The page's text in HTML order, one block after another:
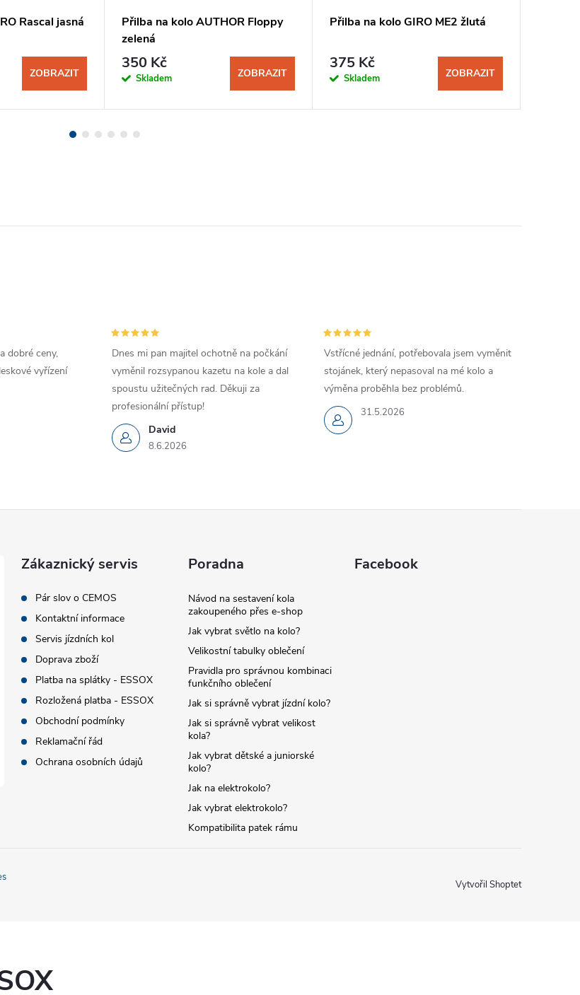
Rascal jasná
ZOBRAZIT
Přilba na kolo AUTHOR Floppy
zelená
350 Kč
Skladem ZOBRAZIT
Přilba na kolo GIRO ME2 žlutá
375 Kč
Skladem ZOBRAZIT
dobré ceny,
vyřízení
David
8.6.2026
Dnes mi pan majitel ochotně na počkání
vyměnil rozsypanou kazetu na kole a dal
spoustu užitečných rad. Děkuji za
profesionální přístup!
31.5.2026
Vstřícné jednání, potřebovala jsem vyměnit
stojánek, který nepasoval na mé kolo a
výměna proběhla bez problémů.
Zákaznický servis
Pár slov o CEMOS
Kontaktní informace
Servis jízdních kol
Doprava zboží
Platba na splátky - ESSOX
Rozložená platba - ESSOX
Obchodní podmínky
Reklamační řád
Ochrana osobních údajů
Poradna
Návod na sestavení kola
zakoupeného přes e-shop
Jak vybrat světlo na kolo?
Velikostní tabulky oblečení
Pravidla pro správnou kombinaci
funkčního oblečení
Jak si správně vybrat jízdní kolo?
Jak si správně vybrat velikost
kola?
Jak vybrat dětské a juniorské
kolo?
Jak na elektrokolo?
Jak vybrat elektrokolo?
Kompatibilita patek rámu
Facebook
Vytvořil Shoptet